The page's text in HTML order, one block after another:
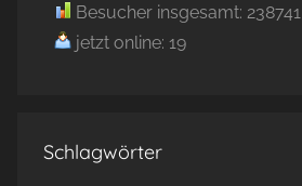
Besucher insgesamt: 238741
jetzt online: 19
Schlagwörter